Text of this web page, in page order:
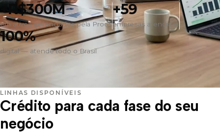
+R$300M
em ativos gerenciados pela Proos
+59
empresas atendidas
100%
digital — atende todo o Brasil
LINHAS DISPONÍVEIS
Crédito para cada fase do seu
negócio